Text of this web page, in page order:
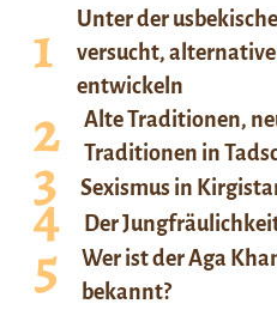
Unter der
versucht,
entwickeln
Alte Traditionen,
Traditionen in
Sexismus in
Der
Wer ist der Aga
bekannt?